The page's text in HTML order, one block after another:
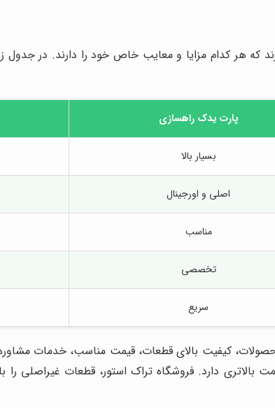
که هر کدام مزایا و معایب خاص خود را دارند. در جدول
پارت یدک راهسازی
بسیار بالا
اصلی و اورجینال
مناسب
تخصصی
سریع
محصولات، کیفیت بالای قطعات، قیمت مناسب، خدمات
بالاتری دارد. فروشگاه تراک استور، قطعات غیراصلی